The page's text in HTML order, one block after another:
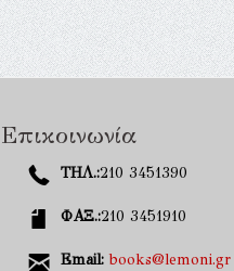
Επικοινωνία
ΤΗΛ.:210 3451390
ΦΑΞ.:210 3451910
Email: books@lemoni.gr